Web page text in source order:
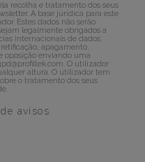
recolha e tratamento dos seus
A base jurídica para este
Estes dados não serão
legalmente obrigados a
internacionais de dados.
apagamento,
oposição enviando uma
. O utilizador
altura. O utilizador tem
o tratamento dos seus
avisos